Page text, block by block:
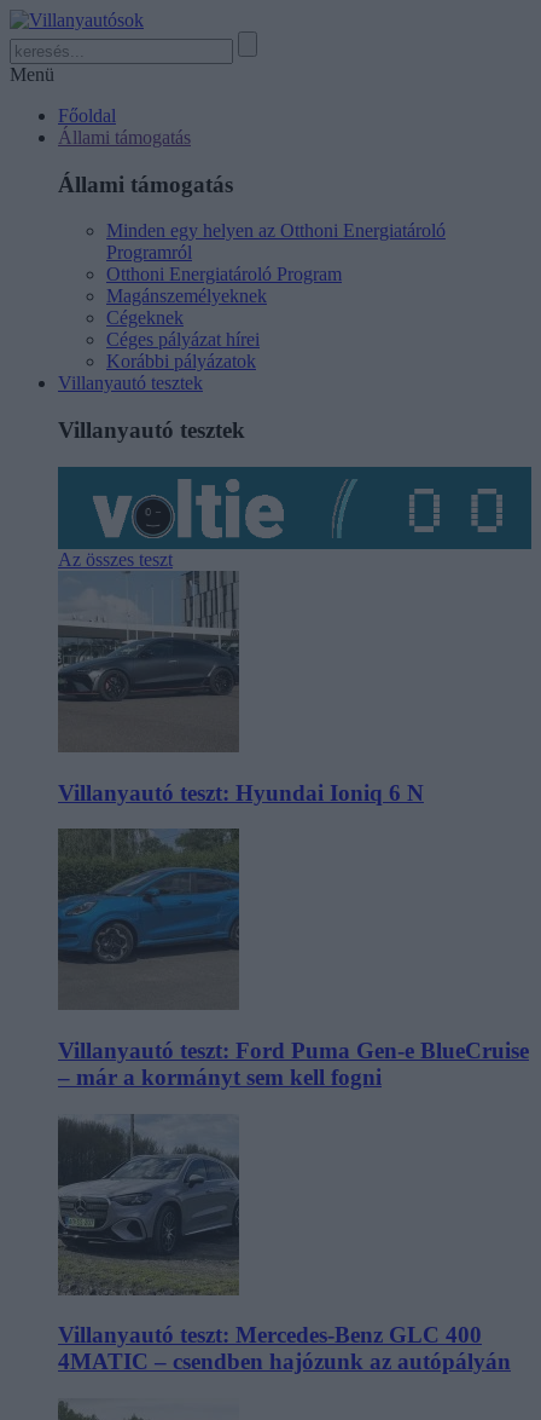
Menü
Főoldal
Állami támogatás
Állami támogatás
Minden egy helyen az Otthoni Energiatároló
Programról
Otthoni Energiatároló Program
Magánszemélyeknek
Cégeknek
Céges pályázat hírei
Korábbi pályázatok
Villanyautó tesztek
Villanyautó tesztek
Az összes teszt
Villanyautó teszt: Hyundai Ioniq 6 N
Villanyautó teszt: Ford Puma Gen-e BlueCruise
– már a kormányt sem kell fogni
Villanyautó teszt: Mercedes-Benz GLC 400
4MATIC – csendben hajózunk az autópályán